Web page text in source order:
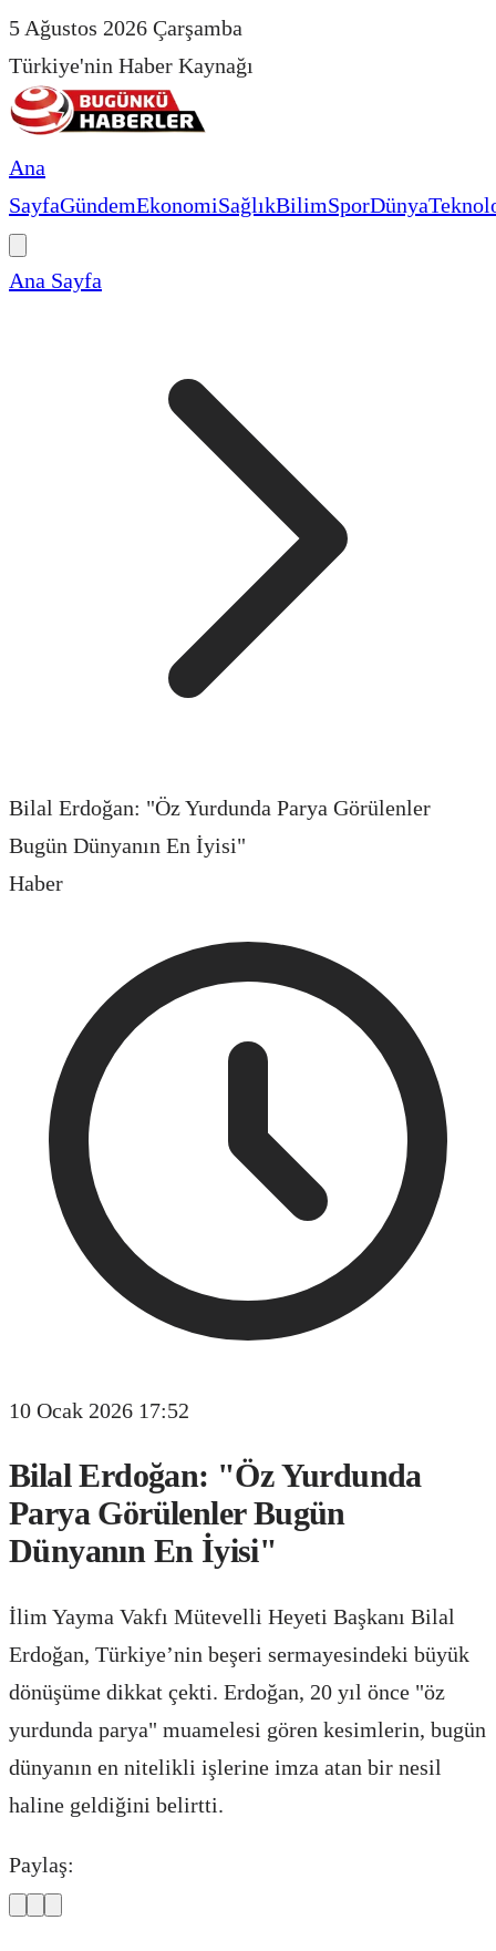
5 Ağustos 2026 Çarşamba
Türkiye'nin Haber Kaynağı
Ana
SayfaGündemEkonomiSağlıkBilimSporDünya
Ana Sayfa
Bilal Erdoğan: "Öz Yurdunda Parya Görülenler
Bugün Dünyanın En İyisi"
Haber
10 Ocak 2026 17:52
Bilal Erdoğan: "Öz Yurdunda
Parya Görülenler Bugün
Dünyanın En İyisi"
İlim Yayma Vakfı Mütevelli Heyeti Başkanı Bilal
Erdoğan, Türkiye’nin beşeri sermayesindeki büyük
dönüşüme dikkat çekti. Erdoğan, 20 yıl önce "öz
yurdunda parya" muamelesi gören kesimlerin, bugün
dünyanın en nitelikli işlerine imza atan bir nesil
haline geldiğini belirtti.
Paylaş: